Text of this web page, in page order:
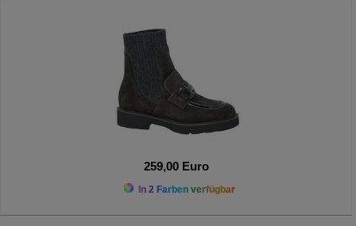
259,00 Euro
In 2 Farben verfügbar